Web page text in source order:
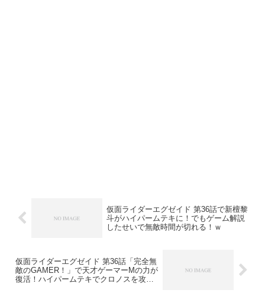
仮面ライダーエグゼイド 第36話で新檀黎
斗がハイパームテキに！でもゲーム解説
したせいで無敵時間が切れる！ｗ
仮面ライダーエグゼイド 第36話「完全無
敵のGAMER！」で天才ゲーマーMの力が
復活！ハイパームテキでクロノスを攻